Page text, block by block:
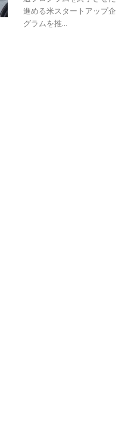
進める米スタートアップ
グラムを推...